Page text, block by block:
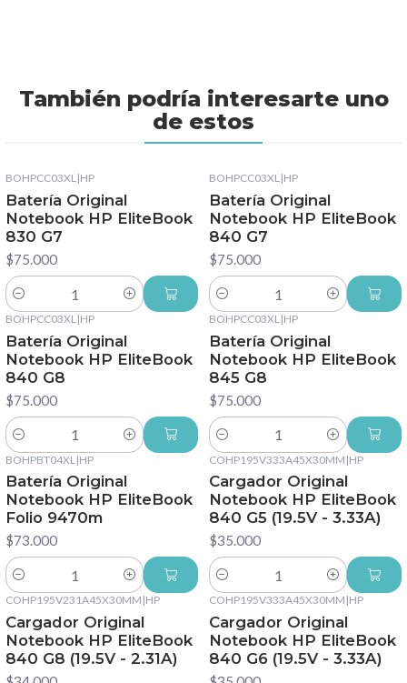
También podría interesarte uno
de estos
BOHPCC03XL|HP
Batería Original
Notebook HP EliteBook
830 G7
$75.000
Cantidad
BOHPCC03XL|HP
Batería Original
Notebook HP EliteBook
840 G7
$75.000
Cantidad
BOHPCC03XL|HP
Batería Original
Notebook HP EliteBook
840 G8
$75.000
Cantidad
BOHPCC03XL|HP
Batería Original
Notebook HP EliteBook
845 G8
$75.000
Cantidad
BOHPBT04XL |HP
Batería Original
Notebook HP EliteBook
Folio 9470m
$73.000
Cantidad
COHP195V333A45X30MM |HP
Cargador Original
Notebook HP EliteBook
840 G5 (19.5V - 3.33A)
$35.000
Cantidad
COHP195V231A45X30MM |HP
Cargador Original
Notebook HP EliteBook
840 G8 (19.5V - 2.31A)
COHP195V333A45X30MM |HP
Cargador Original
Notebook HP EliteBook
840 G6 (19.5V - 3.33A)